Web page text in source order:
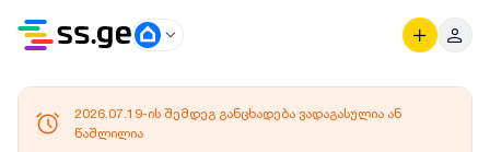
2026.07.19-ის შემდეგ განცხადება ვადაგასულია ან
წაშლილია